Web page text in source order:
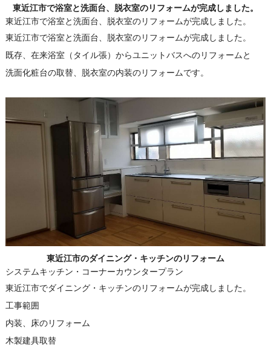
東近江市で浴室と洗面台、脱衣室のリフォームが完成しました。
東近江市で浴室と洗面台、脱衣室のリフォームが完成しました。
東近江市で浴室と洗面台、脱衣室のリフォームが完成しました。
既存、在来浴室（タイル張）からユニットバスへのリフォームと
洗面化粧台の取替、脱衣室の内装のリフォームです。
東近江市のダイニング・キッチンのリフォーム
システムキッチン・コーナーカウンタープラン
東近江市でダイニング・キッチンのリフォームが完成しました。
工事範囲
内装、床のリフォーム
木製建具取替